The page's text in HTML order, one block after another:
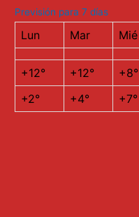
Previsión para 7 días
Lun Mar Mié
+12° +12° +8°
+2° +4° +7°